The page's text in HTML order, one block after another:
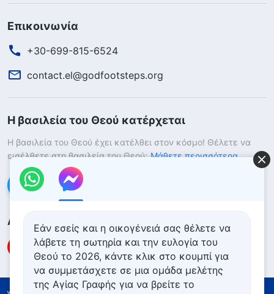
Επικοινωνία
+30-699-815-6524
contact.el@godfootsteps.org
Η βασιλεία του Θεού κατέρχεται
Η βασιλεία του Θεού έχει κατέλθει στον κόσμο! Θέλετε να
εισέλθετε στη βασιλεία του Θεού; Μάθετε περισσότερα
Επικοινωνήστε μαζί μας μέσω Messenger
Ακολουθήστε μας
Εάν εσείς και η οικογένειά σας θέλετε να
λάβετε τη σωτηρία και την ευλογία του
Θεού το 2026, κάντε κλικ στο κουμπί για
να συμμετάσχετε σε μια ομάδα μελέτης
της Αγίας Γραφής για να βρείτε το